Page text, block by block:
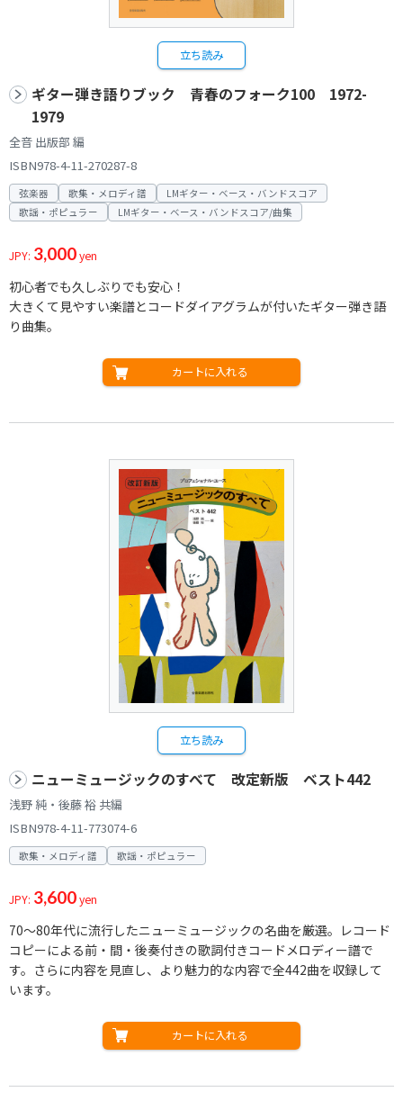
立ち読み
ギター弾き語りブック 青春のフォーク100 1972-
1979
全音 出版部 編
ISBN978-4-11-270287-8
弦楽器 歌集・メロディ譜
LMギター・ベース・バンドスコア
歌謡・ポピュラー
LMギター・ベース・バンドスコア/曲集
JPY: 3,000yen
初心者でも久しぶりでも安心！
大きくて見やすい楽譜とコードダイアグラムが付いたギター弾き語
り曲集。
カートに入れる
立ち読み
ニューミュージックのすべて 改定新版 ベスト442
浅野 純・後藤 裕 共編
ISBN978-4-11-773074-6
歌集・メロディ譜 歌謡・ポピュラー
JPY: 3,600yen
70～80年代に流行したニューミュージックの名曲を厳選。レコード
コピーによる前・間・後奏付きの歌詞付きコードメロディー譜で
す。さらに内容を見直し、より魅力的な内容で全442曲を収録して
います。
カートに入れる